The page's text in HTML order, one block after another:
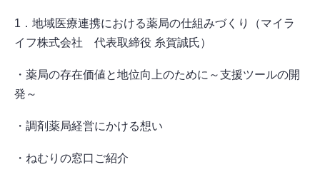
1．地域医療連携における薬局の仕組みづくり（マイラ
イフ株式会社 代表取締役 糸賀誠氏）
・薬局の存在価値と地位向上のために～支援ツールの開
発～
・調剤薬局経営にかける想い
・ねむりの窓口ご紹介